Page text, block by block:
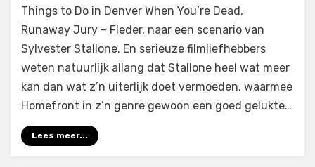
Things to Do in Denver When You’re Dead,
Runaway Jury – Fleder, naar een scenario van
Sylvester Stallone. En serieuze filmliefhebbers
weten natuurlijk allang dat Stallone heel wat meer
kan dan wat z’n uiterlijk doet vermoeden, waarmee
Homefront in z’n genre gewoon een goed gelukte…
Lees meer...